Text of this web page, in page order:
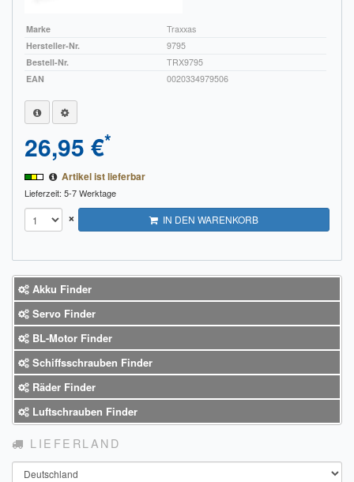
Marke
Traxxas
Hersteller-Nr.
9795
Bestell-Nr.
TRX9795
EAN
0020334979506
26,95 €*
Artikel ist lieferbar
Lieferzeit: 5-7 Werktage
× IN DEN WARENKORB
Akku Finder
Servo Finder
BL-Motor Finder
Schiffsschrauben Finder
Räder Finder
Luftschrauben Finder
LIEFERLAND
Land